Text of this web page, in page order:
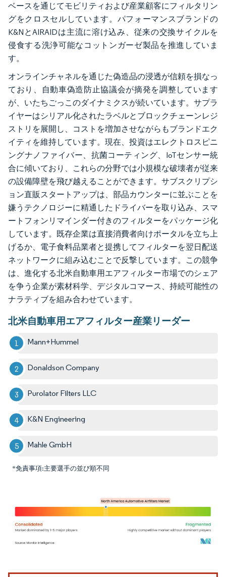
ベースを通じてモビリティおよび産業顧客にフィルタリン
グをクロスセルしています。パフォーマンスブランドの
K&NとAIRAIDは主流に溶け込み、従来の交換サイクルを
侵食する洗浄可能なコットンガーゼ製品を推進していま
す。
オンラインチャネルを通じた偽造品の浸透が信頼を損なっ
ており、自動車偽造防止協議会が摘発を調整しています
が、いたちごっこのダイナミクスが続いています。サプラ
イヤーはシリアル化されたラベルとブロックチェーンレジ
ストリを展開し、コストを増加させながらもブランドエク
イティを維持しています。現在、投資はエレクトロスピニ
ングナノファイバー、抗菌コーティング、IoTセンサー統
合に傾いており、これらの分野では小規模な破壊者が従来
の設備障壁を飛び越えることができます。サブスクリプシ
ョン直販スタートアップは、部品カウンターに並ぶことを
嫌うテクノロジーに精通したドライバーを取り込み、スマ
ートフォンリマインダー付きのフィルターをパッケージ化
しています。既存企業は直接消費者向けポータルを立ち上
げるか、電子食料品業者と提携してフィルターを翌日配送
ネットワークに組み込むことで反撃しています。この競争
は、進化する北米自動車用エアフィルター市場でのシェア
を争う企業が素材科学、デジタルコマース、持続可能性の
ナラティブを組み合わせています。
北米自動車用エアフィルター産業リーダー
Mann+Hummel
Donaldson Company
Purolator Filters LLC
K&N Engineering
Mahle GmbH
*免責事項:主要選手の並び順不同
画像 © Mordor Intelligence。再利用にはCC BY 4.0の表示が必要です。